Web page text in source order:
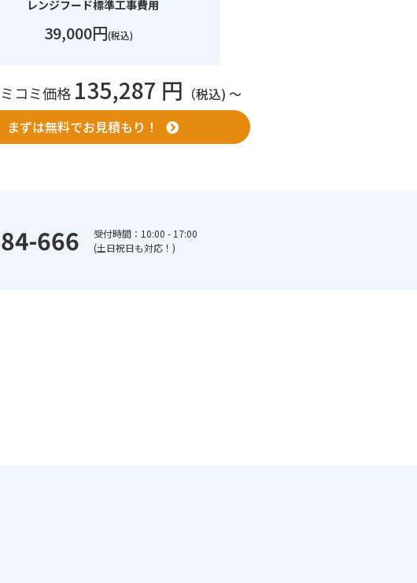
レンジフード標準工事費用
39,000円(税込)
コミ価格 135,287 円 （税込) 〜
まずは無料でお見積もり！
666
受付時間：10:00 - 17:00
(土日祝日も対応！)